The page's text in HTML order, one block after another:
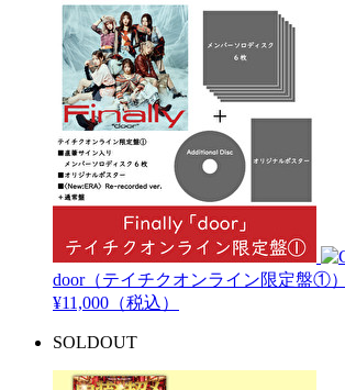
door（テイチクオンライン限定盤①）
¥11,000（税込）
SOLDOUT